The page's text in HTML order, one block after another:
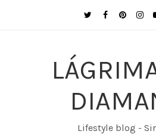
Lifestyle blog -